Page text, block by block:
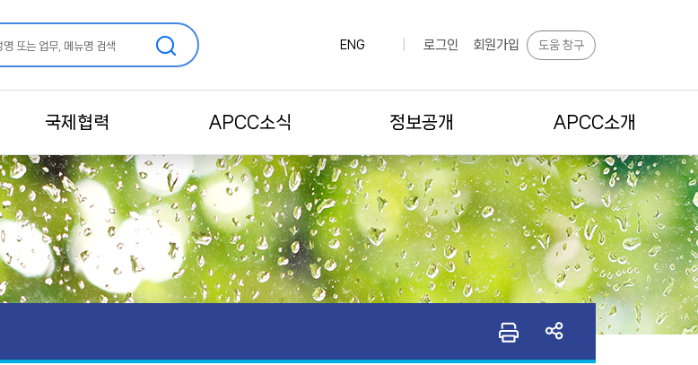
ENG 로그인 회원가입 도움 창구
국제협력 APCC소식 정보공개 APCC소개